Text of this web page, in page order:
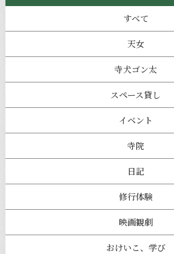
すべて
天女
寺犬ゴン太
スペース貸し
イベント
寺院
日記
修行体験
映画観劇
おけいこ、学び